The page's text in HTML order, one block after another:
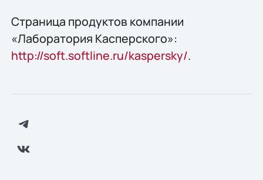
Страница продуктов компании
«Лаборатория Касперского»:
http://soft.softline.ru/kaspersky/.